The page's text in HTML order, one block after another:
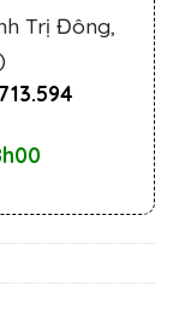
Trị Đông,